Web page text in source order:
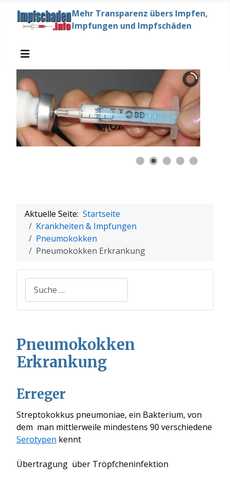
Mehr Transparenz übers Impfen,
Impfungen und Impfschäden
Aktuelle Seite: Startseite
Krankheiten & Impfungen
Pneumokokken
Pneumokokken Erkrankung
Suchen
Pneumokokken
Erkrankung
Erreger
Streptokokkus pneumoniae, ein Bakterium, von
dem man mittlerweile mindestens 90 verschiedene
Serotypen kennt
Übertragung über Tröpfcheninfektion